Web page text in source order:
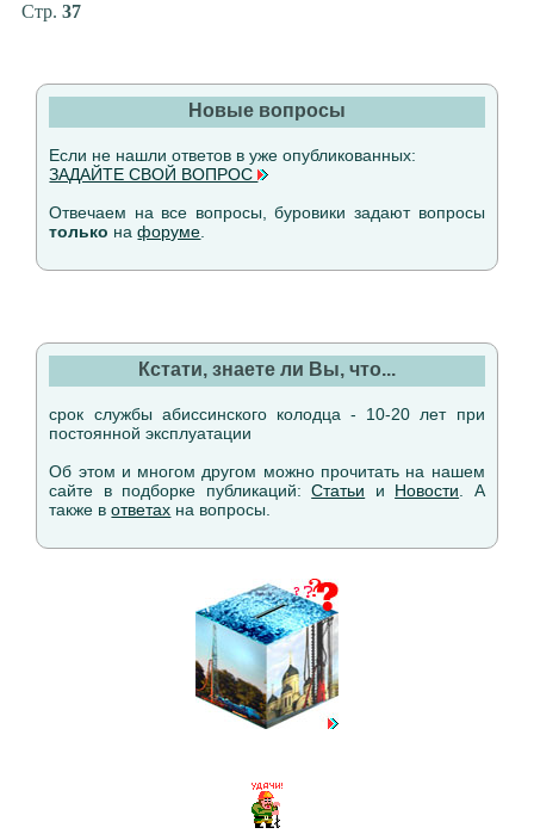
Стр. 37
Новые вопросы
Если не нашли ответов в уже опубликованных:
ЗАДАЙТЕ СВОЙ ВОПРОС
Отвечаем на все вопросы, буровики задают вопросы
только нафоруме
Кстати, знаете ли Вы, что...
срок службы абиссинского колодца - 10-20 лет при
постоянной эксплуатации
Об этом и многом другом можно прочитать на нашем
сайте в подборке публикаций:Статьи и Новости . А
также вответах на вопросы.